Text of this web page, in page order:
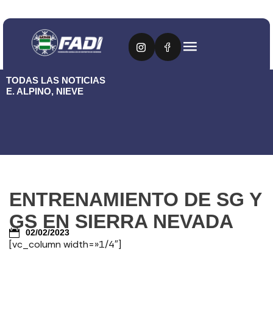
TODAS LAS NOTICIAS
E. ALPINO, NIEVE
ENTRENAMIENTO DE SG Y
GS EN SIERRA NEVADA
02/02/2023
[vc_column width=»1/4″]